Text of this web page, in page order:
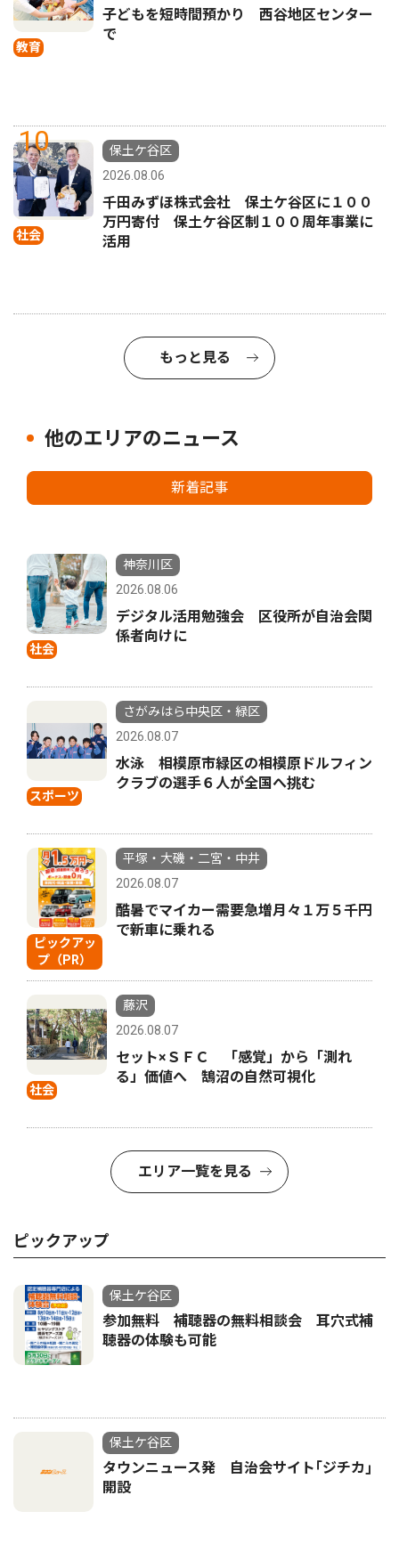
教育
子どもを短時間預かり 西谷地区センター
で
10
社会
保土ケ谷区
2026.08.06
千田みずほ株式会社 保土ケ谷区に１００
万円寄付 保土ケ谷区制１００周年事業に
活用
もっと見る
他のエリアのニュース
新着記事
社会
神奈川区
2026.08.06
デジタル活用勉強会 区役所が自治会関
係者向けに
スポーツ
さがみはら中央区・緑区
2026.08.07
水泳 相模原市緑区の相模原ドルフィン
クラブの選手６人が全国へ挑む
ピックアッ
プ（PR）
平塚・大磯・二宮・中井
2026.08.07
酷暑でマイカー需要急増月々１万５千円
で新車に乗れる
社会
藤沢
2026.08.07
セット×ＳＦＣ 「感覚」から「測れ
る」価値へ 鵠沼の自然可視化
エリア一覧を見る
ピックアップ
保土ケ谷区
参加無料 補聴器の無料相談会 耳穴式補
聴器の体験も可能
保土ケ谷区
タウンニュース発 自治会サイト｢ジチカ｣
開設